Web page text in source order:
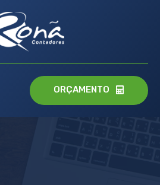
ORÇAMENTO